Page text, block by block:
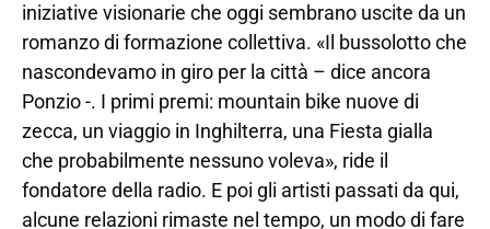
iniziative visionarie che oggi sembrano uscite da un
romanzo di formazione collettiva. «Il bussolotto che
nascondevamo in giro per la città – dice ancora
Ponzio -. I primi premi: mountain bike nuove di
zecca, un viaggio in Inghilterra, una Fiesta gialla
che probabilmente nessuno voleva», ride il
fondatore della radio. E poi gli artisti passati da qui,
alcune relazioni rimaste nel tempo, un modo di fare